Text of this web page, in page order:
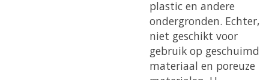
plastic en andere
ondergronden. Echter,
niet geschikt voor
gebruik op geschuimd
materiaal en poreuze